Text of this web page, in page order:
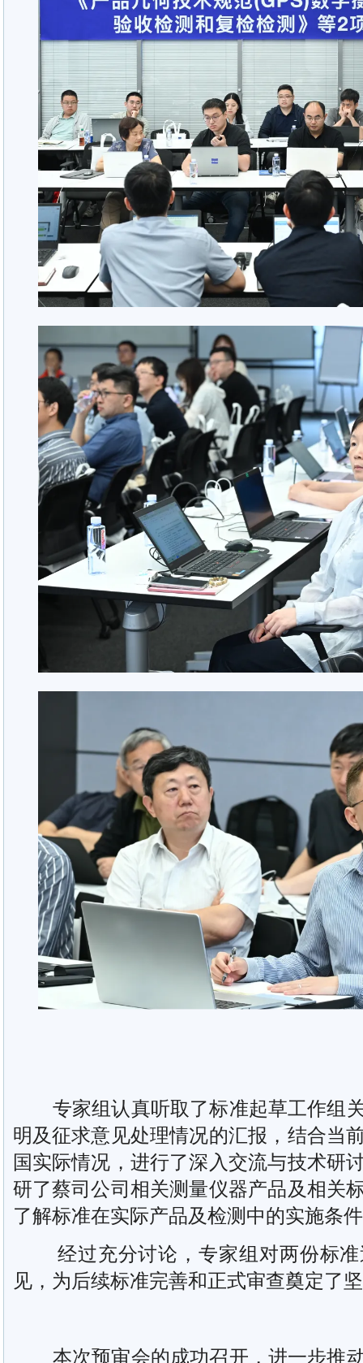
专家组认真听取了标准起草工作组
明及征求意见处理情况的汇报，结合当
国实际情况，进行了深入交流与技术研
研了蔡司公司相关测量仪器产品及相关
了解标准在实际产品及检测中的实施条
经过充分讨论，专家组对两份标准
见，为后续标准完善和正式审查奠定了
本次预审会的成功召开，进一步推